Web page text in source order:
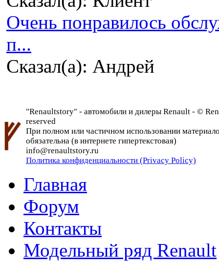
Очень понравилось
п...
Сказал(а): Андрей
"Renaultstory" - автомобили и дилеры Renault - ©
reserved
При полном или частичном использовании
обязательна (в интернете гипертекстовая)
info@renaultstory.ru
Политика конфиденциальности (Privacy Policy)
Главная
Форум
Контакты
Модельный ряд Renault